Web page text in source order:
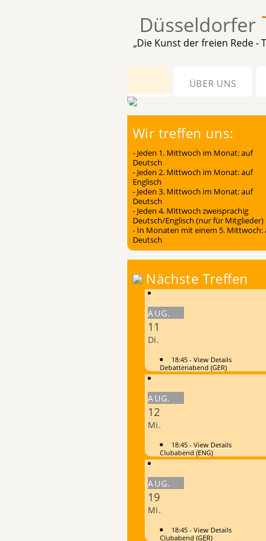
Düsseldorfer
„Die Kunst der freien Rede -
ÜBER UNS
Wir treffen uns:
- Jeden 1. Mittwoch im Monat: auf
Deutsch
- Jeden 2. Mittwoch im Monat: auf
Englisch
- Jeden 3. Mittwoch im Monat: auf
Deutsch
- Jeden 4. Mittwoch zweisprachig
Deutsch/Englisch (nur für Mitglieder)
- In Monaten mit einem 5. Mittwoch:
Deutsch
Nächste Treffen
AUG.
11
Di.
18:45 - View Details
Debattenabend (GER)
AUG.
12
Mi.
18:45 - View Details
Clubabend (ENG)
AUG.
19
Mi.
18:45 - View Details
Clubabend (GER)